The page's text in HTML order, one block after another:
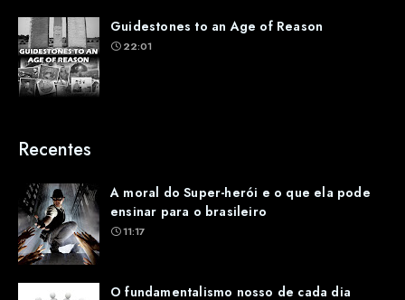
Guidestones to an Age of Reason
22:01
Recentes
A moral do Super-herói e o que ela pode
ensinar para o brasileiro
11:17
O fundamentalismo nosso de cada dia